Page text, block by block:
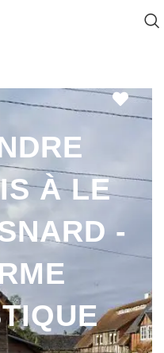
À LE
-